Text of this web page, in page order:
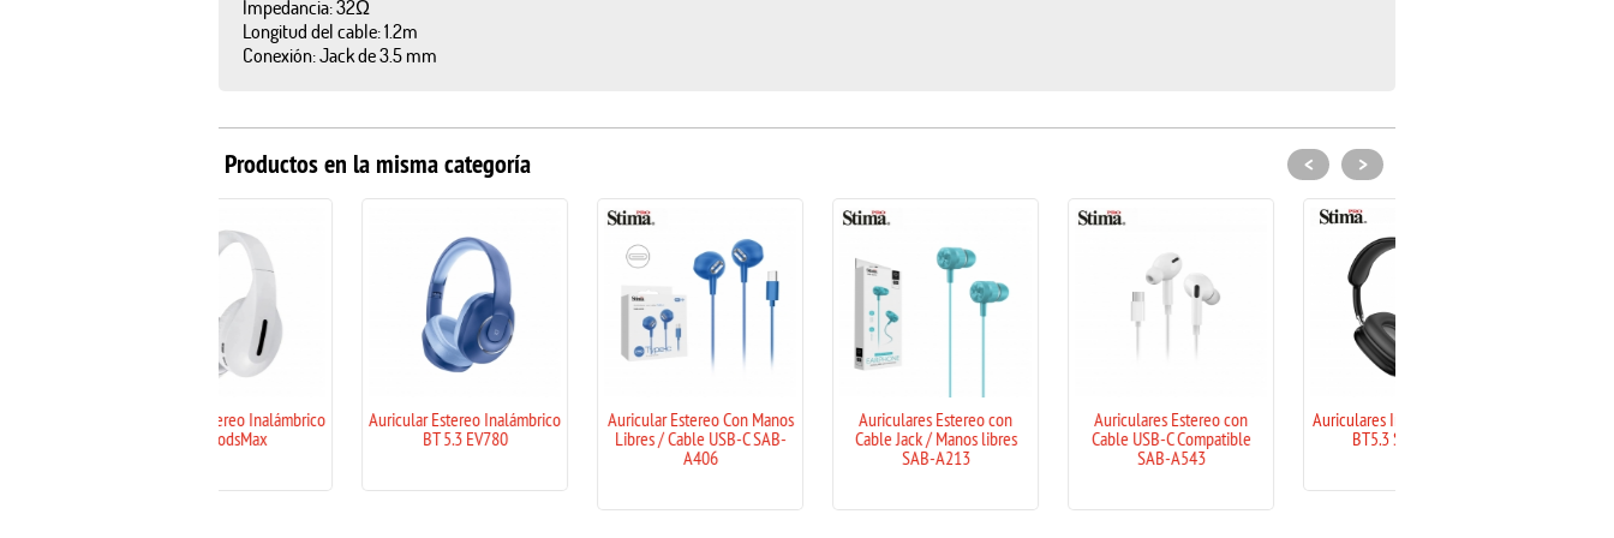
Impedancia: 32Ω
Longitud del cable: 1.2m
Conexión: Jack de 3.5 mm
Productos en la misma categoría
Auricular Estereo Inalámbrico
Auricular Estereo Con Manos
Libres / Cable USB-C SAB-
Auriculares Estereo con
Cable Jack / Manos libres
Auriculares Estereo con
Cable USB-C Compatible
Auriculares Inalámbricos con
BT5.3 SAB-A465
< >